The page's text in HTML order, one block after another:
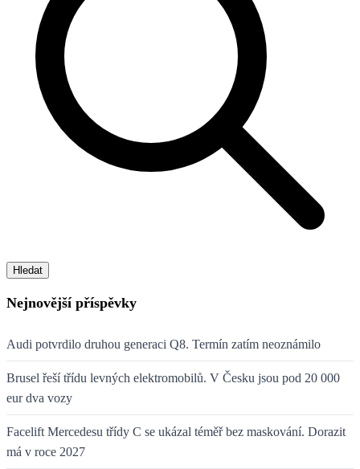
Hledat
Nejnovější příspěvky
Audi potvrdilo druhou generaci Q8. Termín zatím neoznámilo
Brusel řeší třídu levných elektromobilů. V Česku jsou pod 20 000
eur dva vozy
Facelift Mercedesu třídy C se ukázal téměř bez maskování. Dorazit
má v roce 2027